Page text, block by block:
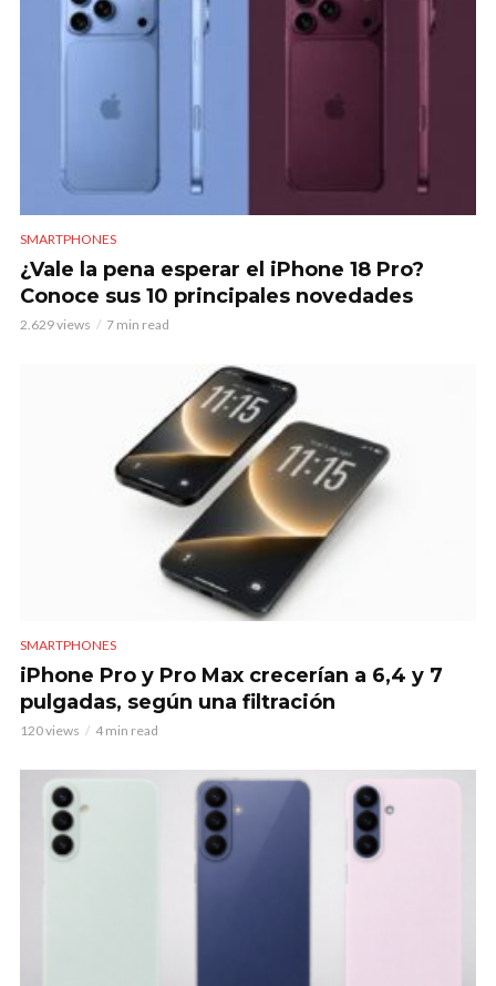
SMARTPHONES
¿Vale la pena esperar el iPhone 18 Pro?
Conoce sus 10 principales novedades
2.629 views 7 min read
SMARTPHONES
iPhone Pro y Pro Max crecerían a 6,4 y 7
pulgadas, según una filtración
120 views 4 min read